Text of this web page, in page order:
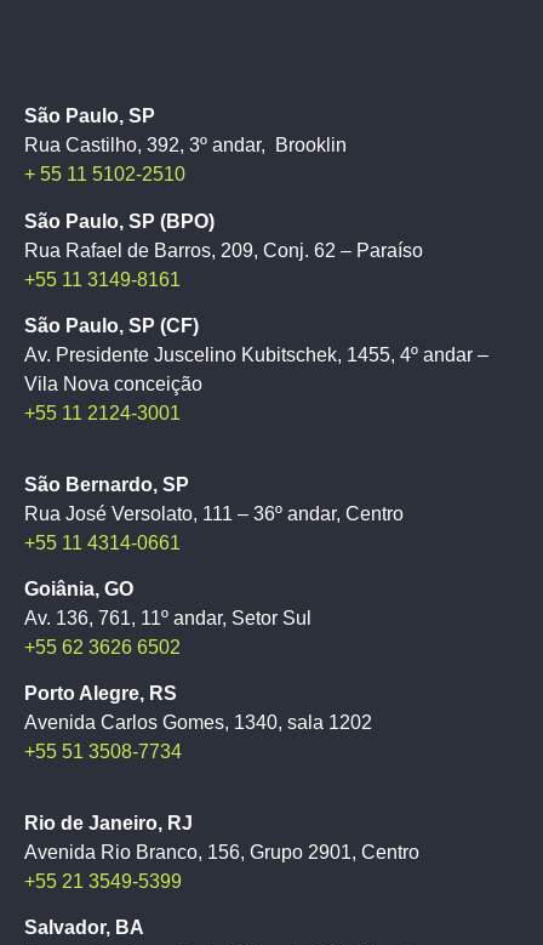
São Paulo, SP
Rua Castilho, 392, 3º andar, Brooklin
+ 55 11 5102-2510
São Paulo, SP (BPO)
Rua Rafael de Barros, 209, Conj. 62 – Paraíso
+55 11 3149-8161
São Paulo, SP (CF)
Av. Presidente Juscelino Kubitschek, 1455, 4º andar –
Vila Nova conceição
+55 11 2124-3001
São Bernardo, SP
Rua José Versolato, 111 – 36º andar, Centro
+55 11 4314-0661
Goiânia, GO
Av. 136, 761, 11º andar, Setor Sul
+55 62 3626 6502
Porto Alegre, RS
Avenida Carlos Gomes, 1340, sala 1202
+55 51 3508-7734
Rio de Janeiro, RJ
Avenida Rio Branco, 156, Grupo 2901, Centro
+55 21 3549-5399
Salvador, BA